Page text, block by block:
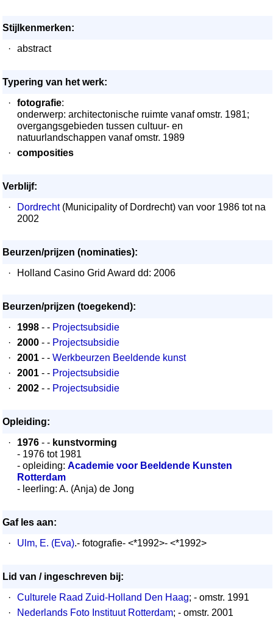
Stijlkenmerken:
·
abstract
Typering van het werk:
·
fotografie:
onderwerp: architectonische ruimte vanaf omstr. 1981;
overgangsgebieden tussen cultuur- en
natuurlandschappen vanaf omstr. 1989
·
composities
Verblijf:
·
Dordrecht(Municipality of Dordrecht) van voor 1986 tot na
2002
Beurzen/prijzen (nominaties):
·
Holland Casino Grid Award dd: 2006
Beurzen/prijzen (toegekend):
·
1998 - - Projectsubsidie
·
2000 - - Projectsubsidie
·
2001 - - Werkbeurzen Beeldende kunst
·
2001 - - Projectsubsidie
·
2002 - - Projectsubsidie
Opleiding:
·
1976 - - kunstvorming
- 1976 tot 1981
- opleiding: Academie voor Beeldende Kunsten
Rotterdam
- leerling: A. (Anja) de Jong
Gaf les aan:
·
Ulm, E. (Eva).- fotografie- <*1992>- <*1992>
Lid van / ingeschreven bij:
·
Culturele Raad Zuid-Holland Den Haag; - omstr. 1991
·
Nederlands Foto Instituut Rotterdam; - omstr. 2001